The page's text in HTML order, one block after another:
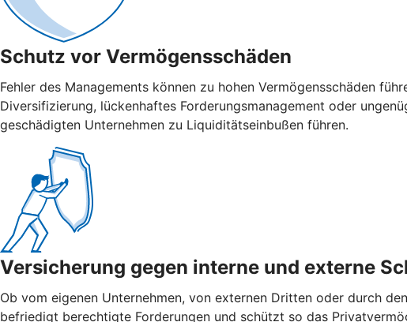
Schutz vor Vermögensschäden
Fehler des Managements können zu hohen Vermögensschäden
Diversifizierung, lückenhaftes Forderungsmanagement oder
geschädigten Unternehmen zu Liquiditätseinbußen führen.
Versicherung gegen interne und ­externe
Ob vom eigenen Unternehmen, von externen Dritten oder durch
befriedigt berechtigte Forderungen und schützt so das